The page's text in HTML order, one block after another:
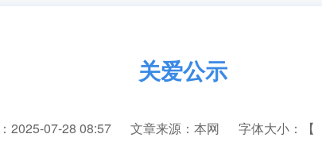
关爱公示
2025-07-28 08:57 文章来源：本网 字体大小：【